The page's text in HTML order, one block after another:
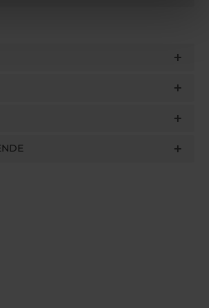
i quali potrebbero combinarle